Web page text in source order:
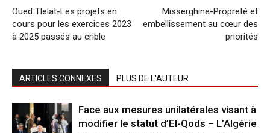
Oued Tlelat-Les projets en
cours pour les exercices 2023
à 2025 passés au crible
Misserghine-Propreté et
embellissement au cœur des
priorités
ARTICLES CONNEXES PLUS DE L'AUTEUR
Face aux mesures unilatérales visant à
modifier le statut d’El-Qods – L’Algérie